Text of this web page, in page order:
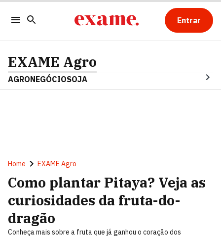
Entrar
EXAME Agro
AGRONEGÓCIOSOJA
Home EXAME Agro
Como plantar Pitaya? Veja as
curiosidades da fruta-do-
dragão
Conheça mais sobre a fruta que já ganhou o coração dos